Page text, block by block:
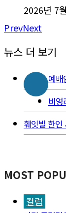
2026년 7
PrevNext
뉴스 더 보기
예배
비영
훼잇빌 한인
MOST
컬럼